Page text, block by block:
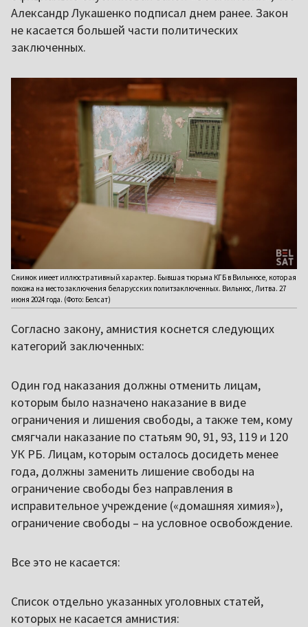
Александр Лукашенко подписал днем ранее. Закон
не касается большей части политических
заключенных.
Снимок имеет иллюстративный характер. Бывшая тюрьма КГБ в Вильнюсе, которая
похожа на место заключения беларусских политзаключенных. Вильнюс, Литва. 27
июня 2024 года. (Фото: Белсат)
Согласно закону, амнистия коснется следующих
категорий заключенных:
Один год наказания должны отменить лицам,
которым было назначено наказание в виде
ограничения и лишения свободы, а также тем, кому
смягчали наказание по статьям 90, 91, 93, 119 и 120
УК РБ. Лицам, которым осталось досидеть менее
года, должны заменить лишение свободы на
ограничение свободы без направления в
исправительное учреждение («домашняя химия»),
ограничение свободы – на условное освобождение.
Все это не касается:
Список отдельно указанных уголовных статей,
которых не касается амнистия: